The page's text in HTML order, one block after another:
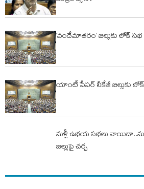
‘వందేమాతరం’ బిల్లుకు లోక్
యాంటీ పేపర్ లీకేజీ బిల్లుకు
మళ్లీ ఉభయ సభలు
బిల్లుపై చర్చ